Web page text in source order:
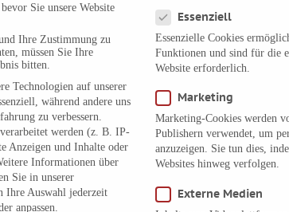
Ruhr hat mich persönlich betroffen, an diesem
in den frühen Morgenstunden das Stellwerk komplett
gesperrt. Ich habe an diesem Tag für die Heimreise
konnte ich mit einem ICE innerhalb von 1 Stunde
.
Sie unsere Website
Ihre Zustimmung zu
müssen Sie Ihre
bitten.
Technologien auf unserer
während andere uns
zu verbessern.
verarbeitet werden (z. B. IP-
Anzeigen und Inhalte oder
Informationen über
Sie in unserer
Ihre Auswahl jederzeit
anpassen.
Essenziell
Essenzielle Cookies
Funktionen und sind für die
Website erforderlich.
Marketing
Marketing-Cookies werden
Publishern verwendet, um
anzuzeigen. Sie tun dies,
Websites hinweg verfolgen.
Externe Medien